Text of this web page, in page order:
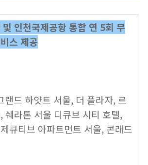
인천국제공항 통합 연 5회 무
스 제공
드 하얏트 서울, 더 플라자, 르
쉐라톤 서울 디큐브 시티 호텔,
큐티브 아파트먼트 서울, 콘래드